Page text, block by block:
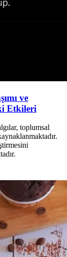
ve
Etkileri
toplumsal